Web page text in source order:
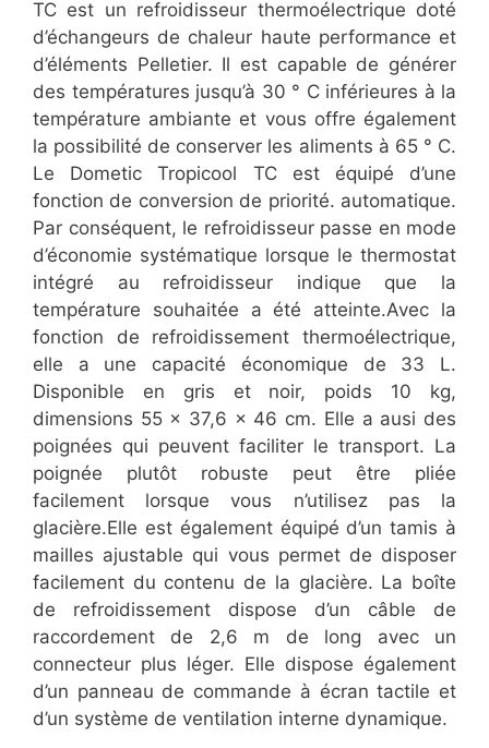
TC est un refroidisseur thermoélectrique doté
d’échangeurs de chaleur haute performance et
d’éléments Pelletier. Il est capable de générer
des températures jusqu’à 30 ° C inférieures à la
température ambiante et vous offre également
la possibilité de conserver les aliments à 65 ° C.
Le Dometic Tropicool TC est équipé d’une
fonction de conversion de priorité. automatique.
Par conséquent, le refroidisseur passe en mode
d’économie systématique lorsque le thermostat
intégré au refroidisseur indique que la
température souhaitée a été atteinte.Avec la
fonction de refroidissement thermoélectrique,
elle a une capacité économique de 33 L.
Disponible en gris et noir, poids 10 kg,
dimensions 55 x 37,6 x 46 cm. Elle a ausi des
poignées qui peuvent faciliter le transport. La
poignée plutôt robuste peut être pliée
facilement lorsque vous n’utilisez pas la
glacière.Elle est également équipé d’un tamis à
mailles ajustable qui vous permet de disposer
facilement du contenu de la glacière. La boîte
de refroidissement dispose d’un câble de
raccordement de 2,6 m de long avec un
connecteur plus léger. Elle dispose également
d’un panneau de commande à écran tactile et
d’un système de ventilation interne dynamique.